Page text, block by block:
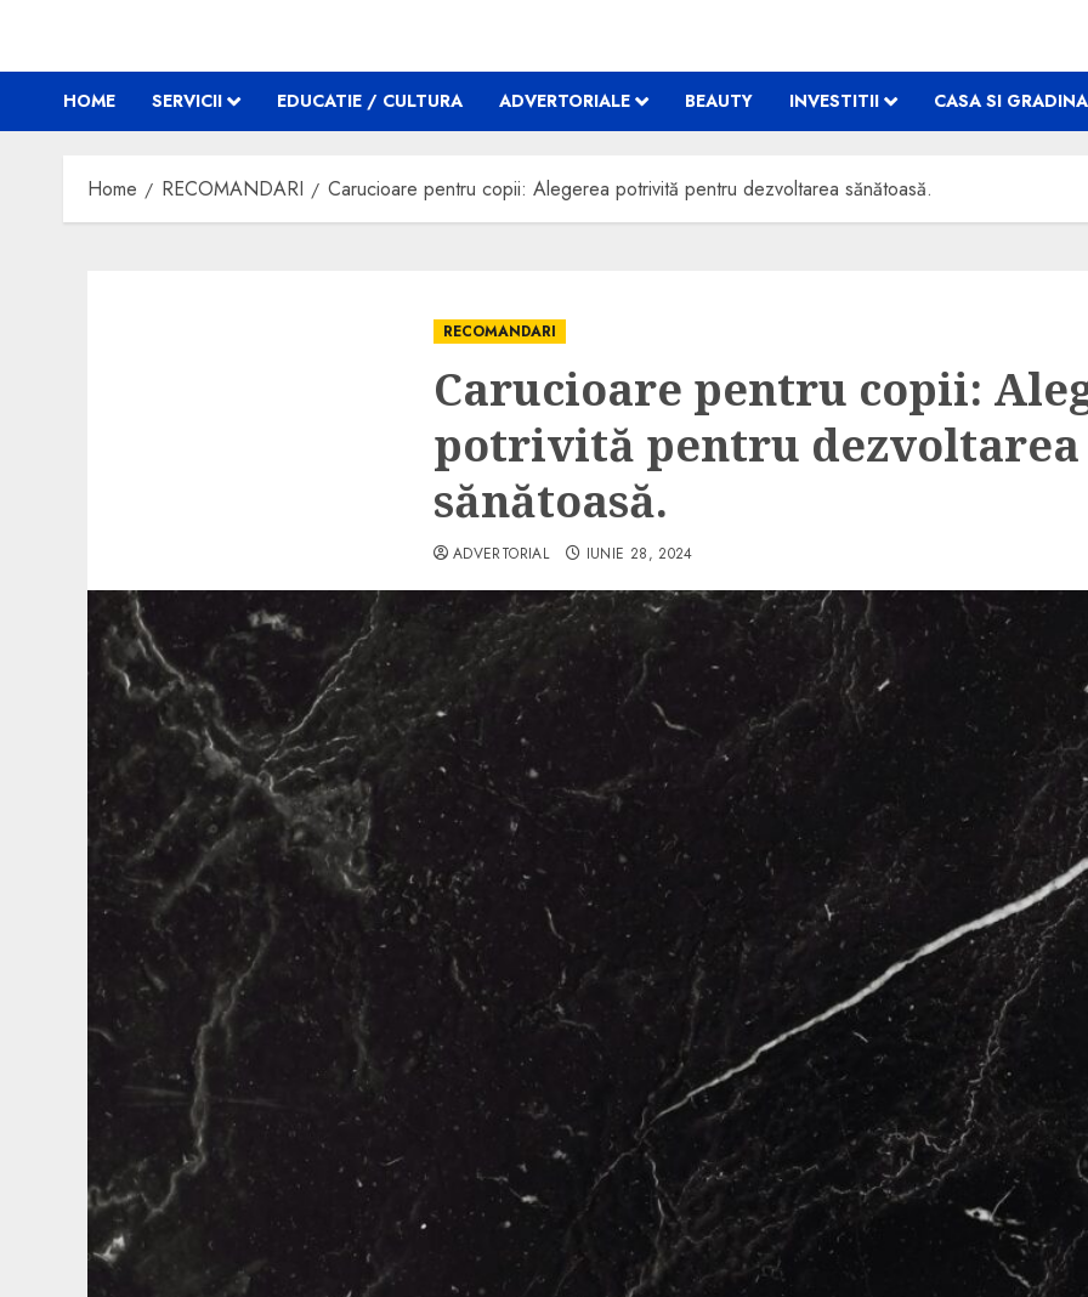
HOME SERVICII EDUCATIE / CULTURA ADVERTORIALE BEAUTY INVESTITII CASA SI GRADINA
Home RECOMANDARI Carucioare pentru copii: Alegerea potrivită pentru dezvoltarea sănătoasă.
RECOMANDARI
Carucioare pentru copii:
potrivită pentru dezvoltarea
sănătoasă.
ADVERTORIAL IUNIE 28, 2024